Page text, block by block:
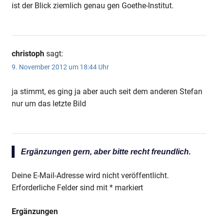
ist der Blick ziemlich genau gen Goethe-Institut.
christoph sagt:
9. November 2012 um 18:44 Uhr
ja stimmt, es ging ja aber auch seit dem anderen Stefan
nur um das letzte Bild
Ergänzungen gern, aber bitte recht freundlich.
Deine E-Mail-Adresse wird nicht veröffentlicht.
Erforderliche Felder sind mit * markiert
Ergänzungen